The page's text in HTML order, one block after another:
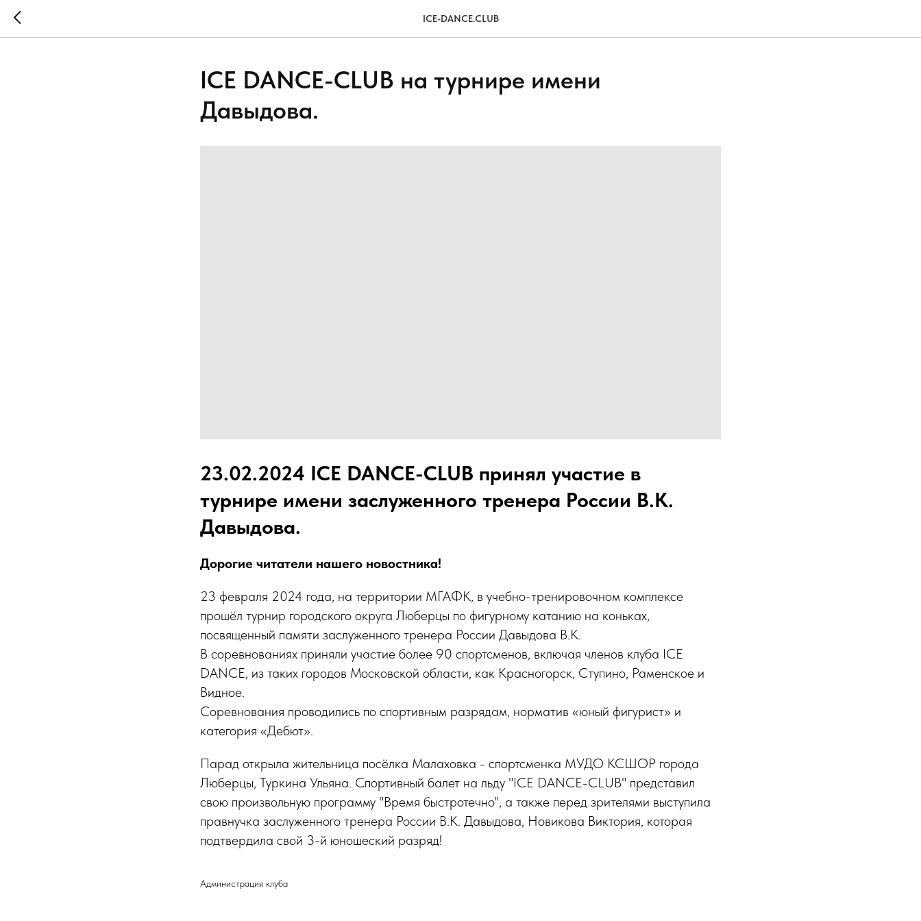
ICE-DANCE.CLUB
ICE DANCE-CLUB на турнире имени
Давыдова.
23.02.2024 ICE DANCE-CLUB принял участие в
турнире имени заслуженного тренера России В.К.
Давыдова.
Дорогие читатели нашего новостника!
23 февраля 2024 года, на территории МГАФК, в учебно-тренировочном комплексе
прошёл турнир городского округа Люберцы по фигурному катанию на коньках,
посвященный памяти заслуженного тренера России Давыдова В.К.
В соревнованиях приняли участие более 90 спортсменов, включая членов клуба ICE
DANCE, из таких городов Московской области, как Красногорск, Ступино, Раменское и
Видное.
Соревнования проводились по спортивным разрядам, норматив «юный фигурист» и
категория «Дебют».
Парад открыла жительница посёлка Малаховка - спортсменка МУДО КСШОР города
Люберцы, Туркина Ульяна. Спортивный балет на льду "ICE DANCE-CLUB" представил
свою произвольную программу "Время быстротечно", а также перед зрителями выступила
правнучка заслуженного тренера России В.К. Давыдова, Новикова Виктория, которая
подтвердила свой 3-й юношеский разряд!
Администрация клуба